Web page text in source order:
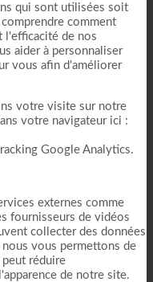
qui sont utilisées soit
comment
l'efficacité de nos
aider à personnaliser
vous afin d'améliorer
votre visite sur notre
votre navigateur ici :
Google Analytics.
externes comme
fournisseurs de vidéos
collecter des données
vous permettons de
peut réduire
de notre site.